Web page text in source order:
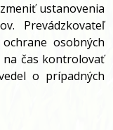
ustanovenia
Prevádzkovateľ
osobných
na čas kontrolovať
o prípadných